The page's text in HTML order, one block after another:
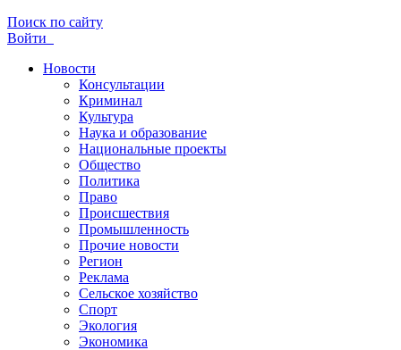
Поиск по сайту
Войти
Новости
Консультации
Криминал
Культура
Наука и образование
Национальные проекты
Общество
Политика
Право
Происшествия
Промышленность
Прочие новости
Регион
Реклама
Сельское хозяйство
Спорт
Экология
Экономика